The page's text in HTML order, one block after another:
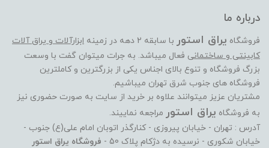
درباره ما
فروشگاه یراق استور با سابقه 2 دهه در زمینه
ابزارآلات و یراق آلات
کابینتی و ساختمانی فعال میباشد. به جرات میتوان گفت با وسعت
بزرگ فروشگاه و تنوع بالای اجناس یکی از بزرگترین و کاملترین
فروشگاه های جنوب شرق تهران میباشیم.
مشتریان عزیز میتوانند علاوه بر خرید از سایت به صورت حضوری نیز
به فروشگاه یراق استور مراجعه نماییند.
آدرس : تهران - خیابان پیروزی - کنارگذر اتوبان امام علی(ع) جنوب -
خیابان شکوری - نرسیده به دژکام پلاک 50 -
فروشگاه یراق استور